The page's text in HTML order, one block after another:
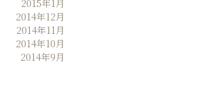
2015年1月
2014年12月
2014年11月
2014年10月
2014年9月